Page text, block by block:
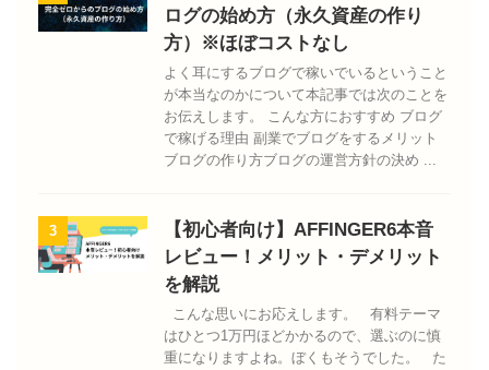
ログの始め方（永久資産の作り
方）※ほぼコストなし
よく耳にするブログで稼いでいるということ
が本当なのかについて本記事では次のことを
お伝えします。 こんな方におすすめ ブログ
で稼げる理由 副業でブログをするメリット
ブログの作り方ブログの運営方針の決め ...
3
【初心者向け】AFFINGER6本音
レビュー！メリット・デメリット
を解説
こんな思いにお応えします。 有料テーマ
はひとつ1万円ほどかかるので、選ぶのに慎
重になりますよね。ぼくもそうでした。 た